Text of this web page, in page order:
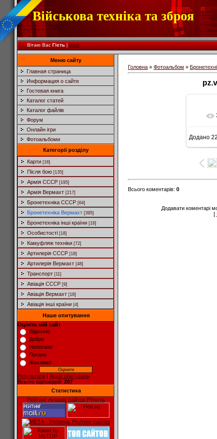
Військова техніка та зброя
Вітаю Вас Гість|RSS
Меню сайту
Главная страница
Информация о сайте
Гостевая книга
Каталог статей
Каталог файлів
Форум
Онлайн ігри
Фотоальбоми
Категорії розділу
Карти [16]
Після бою [135]
Армія СССР [195]
Армія Вермахт [217]
Бронетехніка СССР [64]
Бронетехніка Вермахт [395]
Бронетехніка інші країни [18]
Особистості [18]
Камуфляж техніки [72]
Артилерія СССР [18]
Артилерія Вермахт [48]
Транспорт [11]
Авіація СССР [9]
Авіація Вермахт [18]
Авіація інші країни [4]
Наше опитування
Оцініть мій сайт
Відмінно
Добре
Непогано
Погано
Жахливо
Результати | Архів опитувань
Всього відповідей: 207
Статистика
Рейтинг лучших сайтов РУнета
Головна » Фотоальбом »
Додано
Всього коментарів: 0
Додавати коментарі
[